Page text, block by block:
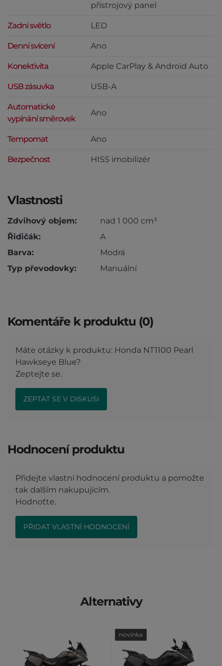
přístrojový panel
Zadní světlo LED
Denní svícení Ano
Konektivita Apple CarPlay & Android Auto
USB zásuvka USB-A
Automatické
vypínání směrovek
Ano
Tempomat Ano
Bezpečnost HISS imobilizér
Vlastnosti
Zdvihový objem:
nad 1 000 cm³
Řidičák:
A
Barva:
Modrá
Typ převodovky:
Manuální
Komentáře k produktu (0)
Máte otázky k produktu: Honda NT1100 Pearl
Hawkseye Blue?
Zeptejte se.
ZEPTAT SE V DISKUSI
Hodnocení produktu
Přidejte vlastní hodnocení produktu a pomožte
tak dalším nakupujícím.
Hodnoťte.
PŘIDAT VLASTNÍ HODNOCENÍ
Alternativy
novinka